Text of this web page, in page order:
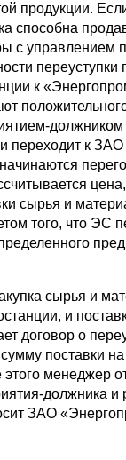
продукции.
способна
с управлением
переуступки
к
должником
переходит к ЗАО
сырья и
того, что ЭС
сырья и
и
договор о
поставки
менеджер
должника и
ЗАО